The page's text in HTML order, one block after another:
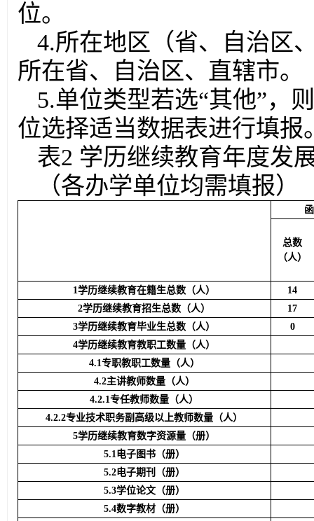
位。
4.所在地区（省、自治区
所在省、自治区、直辖市。
5.单位类型若选“其他”，
位选择适当数据表进行填报
表2 学历继续教育年度发
（各办学单位均需填报）
总数
（人）
1学历继续教育在籍生总数（人）
14
2学历继续教育招生总数（人）
17
3学历继续教育毕业生总数（人）
0
4学历继续教育教职工数量（人）
4.1专职教职工数量（人）
4.2主讲教师数量（人）
4.2.1专任教师数量（人）
4.2.2专业技术职务副高级以上教师数量（人）
5学历继续教育数字资源量 （册）
5.1电子图书（册）
5.2电子期刊（册）
5.3学位论文（册）
5.4数字教材（册）